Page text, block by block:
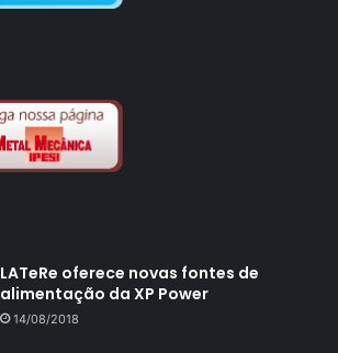
LATeRe oferece novas fontes de
alimentação da XP Power
14/08/2018